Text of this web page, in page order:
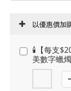
以優惠價加
🕯️【每支
美數字蠟燭